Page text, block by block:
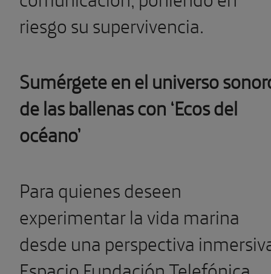
riesgo su supervivencia.
Sumérgete en el universo
de las ballenas con ‘Ecos del
océano’
Para quienes deseen
experimentar la vida marina
desde una perspectiva